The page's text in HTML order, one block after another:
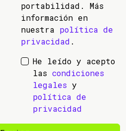
portabilidad. Más
información en
nuestra política de
privacidad .
He leído y acepto
las condiciones
legales y
política de
privacidad